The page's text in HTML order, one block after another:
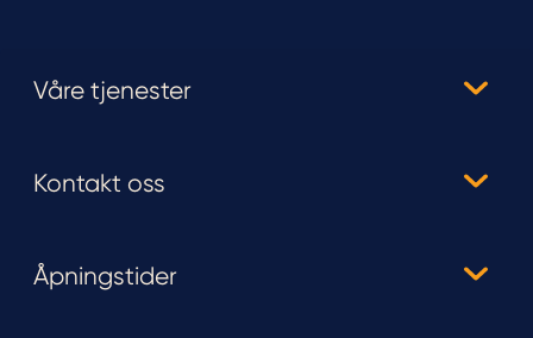
Våre tjenester
Kontakt oss
Åpningstider